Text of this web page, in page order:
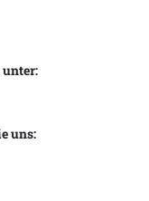
unter:
uns: